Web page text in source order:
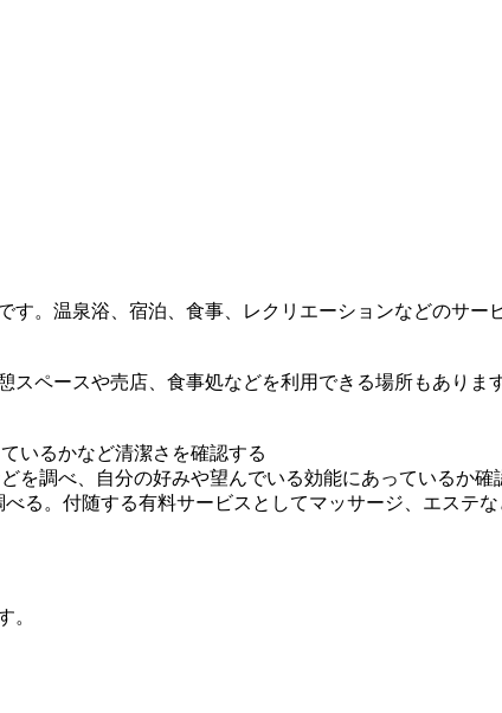
。温泉浴、宿泊、食事、レクリエーションなどのサー
ペースや売店、食事処などを利用できる場所もあります
いるかなど清潔さを確認する
を調べ、自分の好みや望んでいる効能にあっているか確
る。付随する有料サービスとしてマッサージ、エステ
。